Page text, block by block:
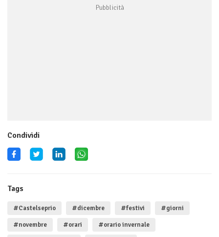
Condividi
Tags
#Castelseprio #dicembre #festivi #giorni
#novembre #orari #orario invernale